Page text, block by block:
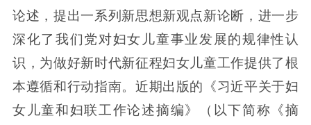
论述，提出一系列新思想新观点新论断，进一步
深化了我们党对妇女儿童事业发展的规律性认
识，为做好新时代新征程妇女儿童工作提供了根
本遵循和行动指南。近期出版的《习近平关于妇
女儿童和妇联工作论述摘编》（以下简称《摘